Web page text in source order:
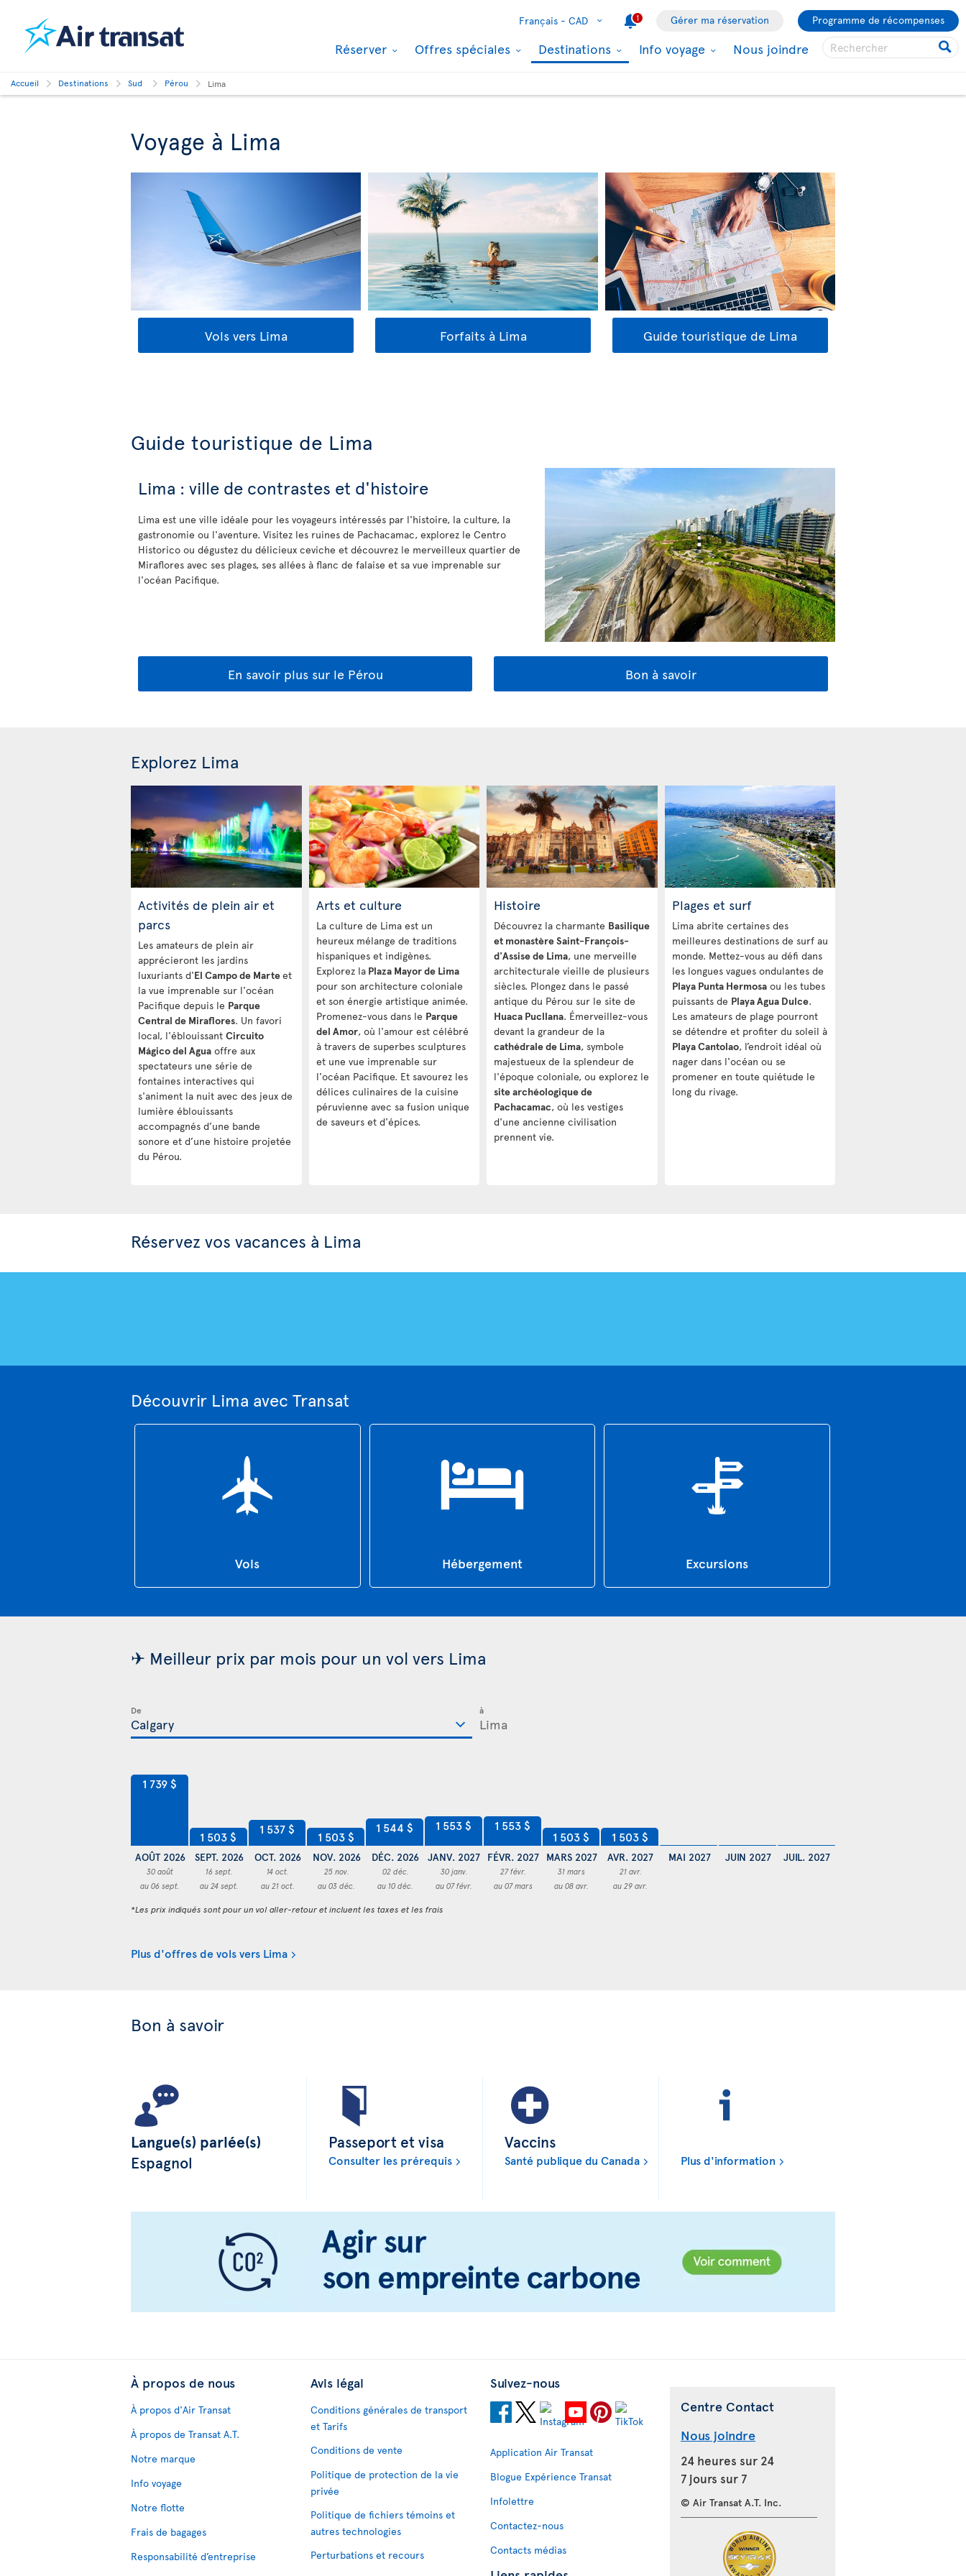
Français - CAD 1 Gérer ma réservation Programme de récompenses
Réserver Offres spéciales Destinations Info voyage Nous joindre
Accueil Destinations Sud Pérou Lima
Voyage à Lima
Vols vers Lima Forfaits à Lima Guide touristique de Lima
Guide touristique de Lima
Lima : ville de contrastes et d'histoire
Lima est une ville idéale pour les voyageurs intéressés par l'histoire, la culture, la
gastronomie ou l'aventure. Visitez les ruines de Pachacamac, explorez le Centro
Historico ou dégustez du délicieux ceviche et découvrez le merveilleux quartier de
Miraflores avec ses plages, ses allées à flanc de falaise et sa vue imprenable sur
l'océan Pacifique.
En savoir plus sur le Pérou Bon à savoir
Explorez Lima
Activités de plein air et
parcs
Les amateurs de plein air
apprécieront les jardins
luxuriants d'El Campo de Marteet
la vue imprenable sur l'océan
Pacifique depuis le Parque
Central de Miraflores. Un favori
local, l'éblouissant Circuito
Mágico del Agua offre aux
spectateurs une série de
fontaines interactives qui
s'animent la nuit avec des jeux de
lumière éblouissants
accompagnés d’une bande
sonore et d’une histoire projetée
du Pérou.
Arts et culture
La culture de Lima est un
heureux mélange de traditions
hispaniques et indigènes.
Explorez laPlaza Mayor de Lima
pour son architecture coloniale
et son énergie artistique animée.
Promenez-vous dans le Parque
del Amor, où l'amour est célébré
à travers de superbes sculptures
et une vue imprenable sur
l'océan Pacifique. Et savourez les
délices culinaires de la cuisine
péruvienne avec sa fusion unique
de saveurs et d'épices.
Histoire
Découvrez la charmante Basilique
et monastère Saint-François-
d'Assise de Lima, une merveille
architecturale vieille de plusieurs
siècles. Plongez dans le passé
antique du Pérou sur le site de
Huaca Pucllana. Émerveillez-vous
devant la grandeur de la
cathédrale de Lima, symbole
majestueux de la splendeur de
l'époque coloniale, ou explorez le
site archéologique de
Pachacamac, où les vestiges
d'une ancienne civilisation
prennent vie.
Plages et surf
Lima abrite certaines des
meilleures destinations de surf au
monde. Mettez-vous au défi dans
les longues vagues ondulantes de
Playa Punta Hermosaou les tubes
puissants de Playa Agua Dulce.
Les amateurs de plage pourront
se détendre et profiter du soleil à
Playa Cantolao, l’endroit idéal où
nager dans l'océan ou se
promener en toute quiétude le
long du rivage.
Réservez vos vacances à Lima
Découvrir Lima avec Transat
Vols Hébergement Excursions
✈ Meilleur prix par mois pour un vol vers Lima
De à
1 739 $
AOÛT 2026
30 août
au 06 sept.
1 503 $
SEPT. 2026
16 sept.
au 24 sept.
1 537 $
OCT. 2026
14 oct.
au 21 oct.
1 503 $
NOV. 2026
25 nov.
au 03 déc.
1 544 $
DÉC. 2026
02 déc.
au 10 déc.
1 553 $
JANV. 2027
30 janv.
au 07 févr.
1 553 $
FÉVR. 2027
27 févr.
au 07 mars
1 503 $
MARS 2027
31 mars
au 08 avr.
1 503 $
AVR. 2027
21 avr.
au 29 avr.
MAI 2027 JUIN 2027 JUIL. 2027
*Les prix indiqués sont pour un vol aller-retour et incluent les taxes et les frais
Plus d'offres de vols vers Lima
Bon à savoir
Langue(s) parlée(s)
Espagnol
Passeport et visa
Consulter les prérequis
Vaccins
Santé publique du Canada Plus d'information
À propos de nous
À propos d'Air Transat
À propos de Transat A.T.
Notre marque
Info voyage
Notre flotte
Frais de bagages
Responsabilité d’entreprise
Avis légal
Conditions générales de transport
et Tarifs
Conditions de vente
Politique de protection de la vie
privée
Politique de fichiers témoins et
autres technologies
Perturbations et recours
Suivez-nous
Application Air Transat
Blogue Expérience Transat
Infolettre
Contactez-nous
Contacts médias
Centre Contact
Nous joindre
24 heures sur 24
7 jours sur 7
© Air Transat A.T. Inc.